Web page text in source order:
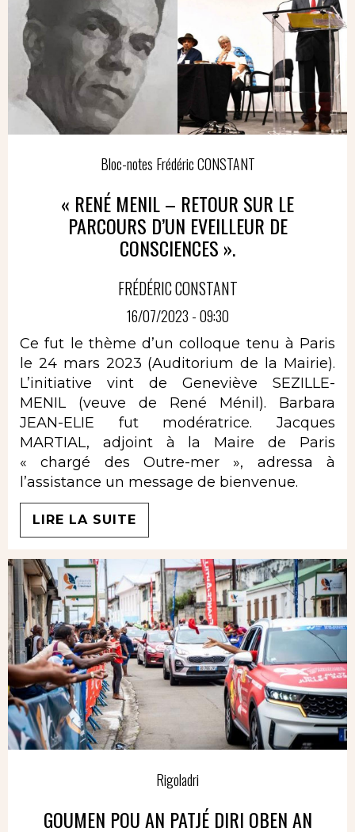
Bloc-notes Frédéric CONSTANT
« RENÉ MENIL – RETOUR SUR LE
PARCOURS D’UN EVEILLEUR DE
CONSCIENCES ».
FRÉDÉRIC CONSTANT
16/07/2023 - 09:30
Ce fut le thème d’un colloque tenu à Paris
le 24 mars 2023 (Auditorium de la Mairie).
L’initiative vint de Geneviève SEZILLE-
MENIL (veuve de René Ménil). Barbara
JEAN-ELIE fut modératrice. Jacques
MARTIAL, adjoint à la Maire de Paris
« chargé des Outre-mer », adressa à
l’assistance un message de bienvenue.
LIRE LA SUITE
Rigoladri
GOUMEN POU AN PATJÉ DIRI OBEN AN